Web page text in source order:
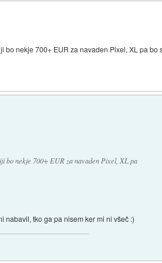
nekje 700+ EUR za navaden Pixel, XL pa bo
bo nekje 700+ EUR za navaden Pixel, XL pa
nabavil, tko ga pa nisem ker mi ni všeč :)